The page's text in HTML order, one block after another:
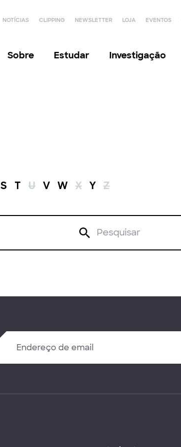
NOTÍCIAS CLIPPING NEWSLETTER LOJA EVENTOS
Sobre Estudar Investigação
S T U V W X Y Z